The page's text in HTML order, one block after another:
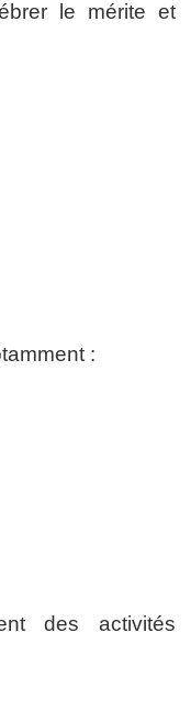
le mérite et
:
des activités